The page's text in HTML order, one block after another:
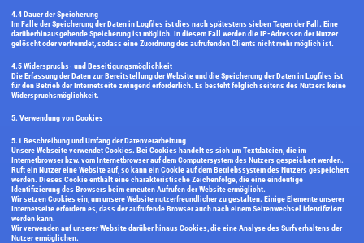
4.4 Dauer der Speicherung
Im Falle der Speicherung der Daten in Logfiles ist dies nach spätestens sieben Tagen der Fall. Eine
darüberhinausgehende Speicherung ist möglich. In diesem Fall werden die IP-Adressen der Nutzer
gelöscht oder verfremdet, sodass eine Zuordnung des aufrufenden Clients nicht mehr möglich ist.
4.5 Widerspruchs- und Beseitigungsmöglichkeit
Die Erfassung der Daten zur Bereitstellung der Website und die Speicherung der Daten in Logfiles ist
für den Betrieb der Internetseite zwingend erforderlich. Es besteht folglich seitens des Nutzers keine
Widerspruchsmöglichkeit.
5. Verwendung von Cookies
5.1 Beschreibung und Umfang der Datenverarbeitung
Unsere Webseite verwendet Cookies. Bei Cookies handelt es sich um Textdateien, die im
Internetbrowser bzw. vom Internetbrowser auf dem Computersystem des Nutzers gespeichert werden.
Ruft ein Nutzer eine Website auf, so kann ein Cookie auf dem Betriebssystem des Nutzers gespeichert
werden. Dieses Cookie enthält eine charakteristische Zeichenfolge, die eine eindeutige
Identifizierung des Browsers beim erneuten Aufrufen der Website ermöglicht.
Wir setzen Cookies ein, um unsere Website nutzerfreundlicher zu gestalten. Einige Elemente unserer
Internetseite erfordern es, dass der aufrufende Browser auch nach einem Seitenwechsel identifiziert
werden kann.
Wir verwenden auf unserer Website darüber hinaus Cookies, die eine Analyse des Surfverhaltens der
Nutzer ermöglichen.